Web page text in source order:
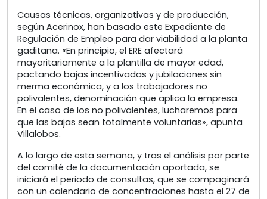
Causas técnicas, organizativas y de producción,
según Acerinox, han basado este Expediente de
Regulación de Empleo para dar viabilidad a la planta
gaditana. «En principio, el ERE afectará
mayoritariamente a la plantilla de mayor edad,
pactando bajas incentivadas y jubilaciones sin
merma económica, y a los trabajadores no
polivalentes, denominación que aplica la empresa.
En el caso de los no polivalentes, lucharemos para
que las bajas sean totalmente voluntarias», apunta
Villalobos.
A lo largo de esta semana, y tras el análisis por parte
del comité de la documentación aportada, se
iniciará el periodo de consultas, que se compaginará
con un calendario de concentraciones hasta el 27 de